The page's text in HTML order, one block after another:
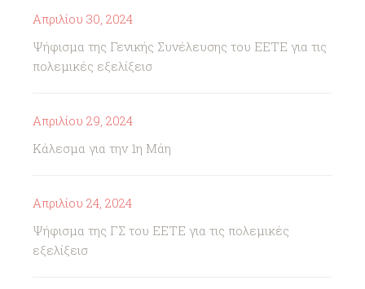
Απριλίου 30, 2024
Ψήφισμα της Γενικής Συνέλευσης του ΕΕΤΕ για τις
πολεμικές εξελίξεισ
Απριλίου 29, 2024
Κάλεσμα για την 1η Μάη
Απριλίου 24, 2024
Ψήφισμα της ΓΣ του ΕΕΤΕ για τις πολεμικές
εξελίξεισ